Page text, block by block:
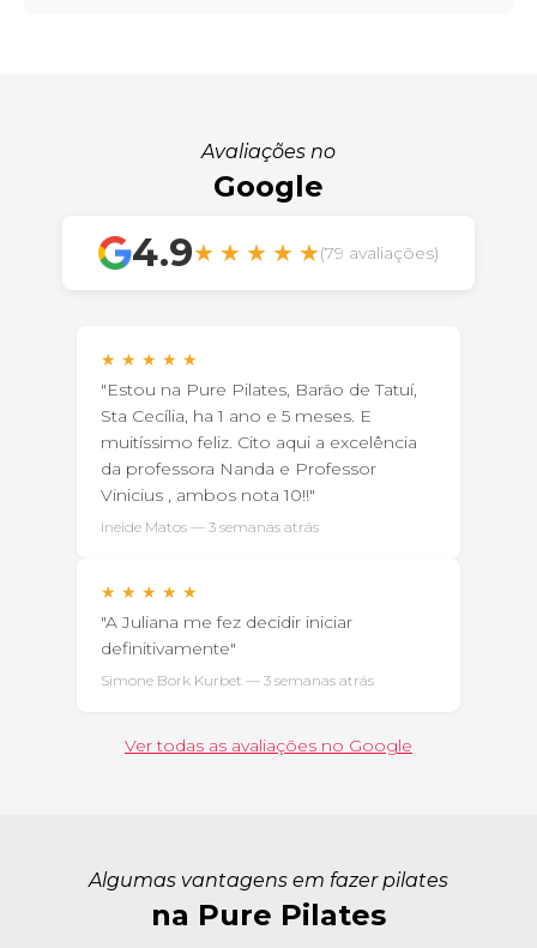
Avaliações no
Google
4.9★ ★ ★ ★ ★(79 avaliações)
★ ★ ★ ★ ★
"Estou na Pure Pilates, Barão de Tatuí,
Sta Cecília, ha 1 ano e 5 meses. E
muitíssimo feliz. Cito aqui a excelência
da professora Nanda e Professor
Vinicius , ambos nota 10!!"
Ineide Matos — 3 semanas atrás
★ ★ ★ ★ ★
"A Juliana me fez decidir iniciar
definitivamente"
Simone Bork Kurbet — 3 semanas atrás
Ver todas as avaliações no Google
Algumas vantagens em fazer pilates
na Pure Pilates